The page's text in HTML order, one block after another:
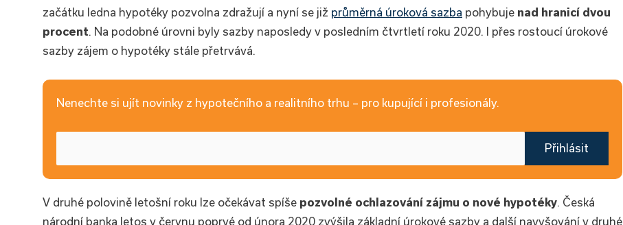
začátku ledna hypotéky pozvolna zdražují a nyní se již průměrná úroková sazba pohybuje nad hranicí dvou
procent . Na podobné úrovni byly sazby naposledy v posledním čtvrtletí roku 2020. I přes rostoucí úrokové
sazby zájem o hypotéky stále přetrvává.
Nenechte si ujít novinky z hypotečního a realitního trhu – pro kupující i profesionály.
Přihlásit
V druhé polovině letošní roku lze očekávat spíše pozvolné ochlazování zájmu o nové hypotéky . Česká
národní banka letos v červnu poprvé od února 2020 zvýšila základní úrokové sazby a další navyšování v druhé